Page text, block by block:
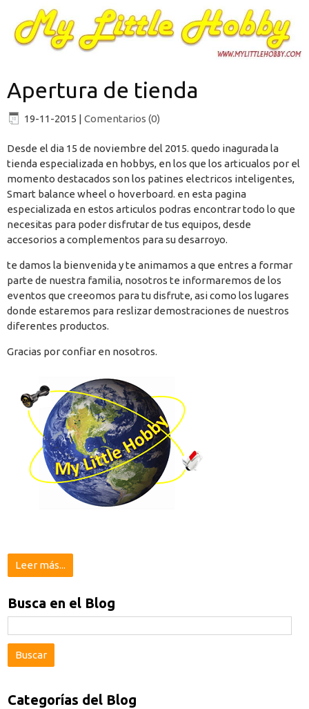
Busca en el Blog
Categorías del Blog
Apertura de tienda
19-11-2015 | Comentarios (0)
Desde el dia 15 de noviembre del 2015. quedo inagurada la
tienda especializada en hobbys, en los que los articualos por el
momento destacados son los patines electricos inteligentes,
Smart balance wheel o hoverboard. en esta pagina
especializada en estos articulos podras encontrar todo lo que
necesitas para poder disfrutar de tus equipos, desde
accesorios a complementos para su desarroyo.
te damos la bienvenida y te animamos a que entres a formar
parte de nuestra familia, nosotros te informaremos de los
eventos que creeomos para tu disfrute, asi como los lugares
donde estaremos para reslizar demostraciones de nuestros
diferentes productos.
Gracias por confiar en nosotros.
Leer más...